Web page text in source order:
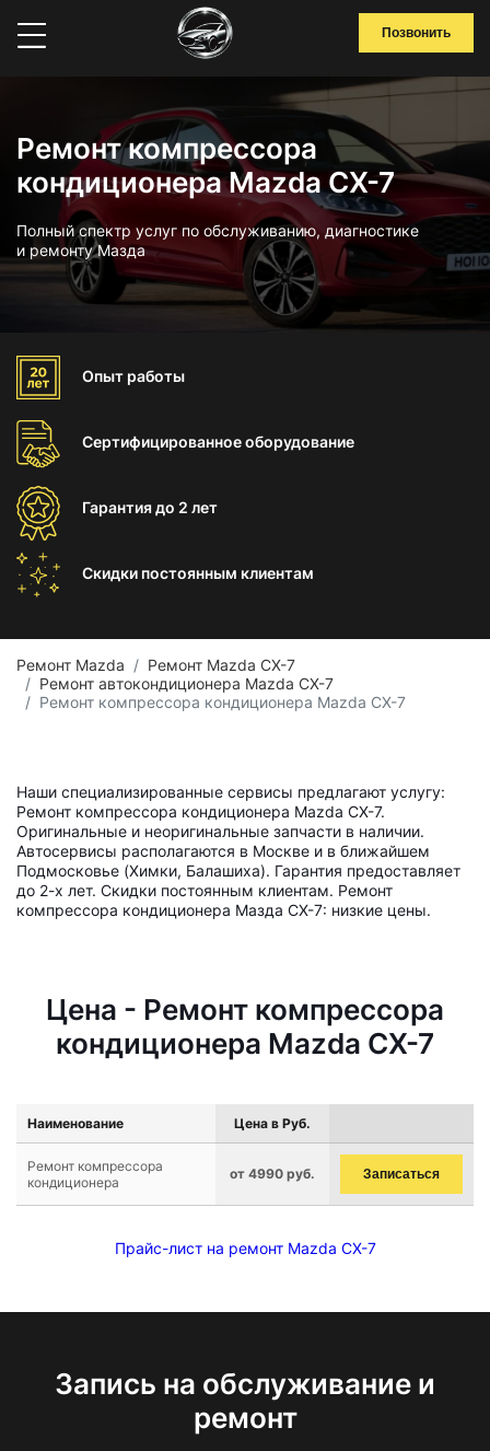
Позвонить
Ремонт компрессора
кондиционера Mazda CX-7
Полный спектр услуг по обслуживанию, диагностике
и ремонту Мазда
Опыт работы
Сертифицированноеоборудование
Гарантиядо 2 лет
Скидки постоянным клиентам
Ремонт Mazda
Ремонт Mazda CX-7
Ремонт автокондиционера Mazda CX-7
Ремонт компрессора кондиционера Mazda CX-7
Наши специализированные сервисы предлагают услугу:
Ремонт компрессора кондиционера Mazda CX-7.
Оригинальные и неоригинальные запчасти в наличии.
Автосервисы располагаются в Москве и в ближайшем
Подмосковье (Химки, Балашиха). Гарантия предоставляет
до 2-х лет. Скидки постоянным клиентам. Ремонт
компрессора кондиционера Мазда СХ-7: низкие цены.
Цена - Ремонт компрессора
кондиционера Mazda CX-7
Наименование Цена в Руб.
Ремонт компрессора
кондиционера
от 4990 руб. Записаться
Прайс-лист на ремонт Mazda CX-7
Запись на обслуживание и
ремонт